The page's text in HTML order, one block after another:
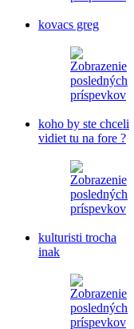
kovacs greg
koho by ste chceli
vidiet tu na fore ?
kulturisti trocha
inak